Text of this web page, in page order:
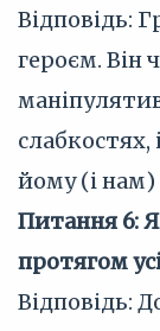
Відповідь:
героєм. Він
йому (і нам)
Питання 6:
протягом
Відповідь: